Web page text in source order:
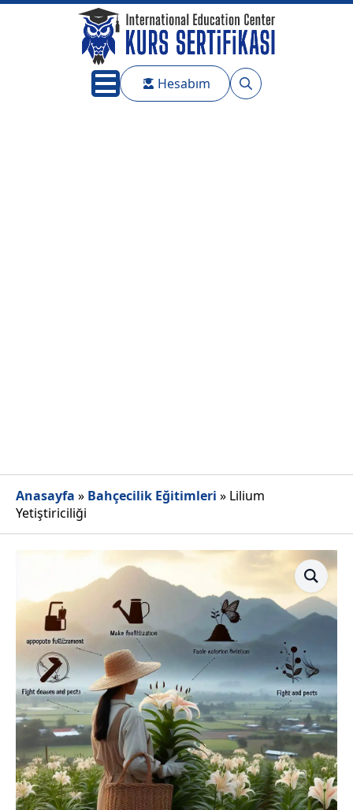
Hesabım
Anasayfa » Bahçecilik Eğitimleri » Lilium
Yetiştiriciliği